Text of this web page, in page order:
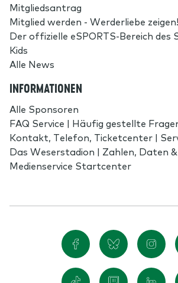
Mitgliedsantrag
Mitglied werden - Werderliebe zeigen!
Der offizielle eSPORTS-Bereich des
Kids
Alle News
INFORMATIONEN
Alle Sponsoren
FAQ Service | Häufig gestellte
Kontakt, Telefon, Ticketcenter |
Das Weserstadion | Zahlen, Daten
Medienservice Startcenter